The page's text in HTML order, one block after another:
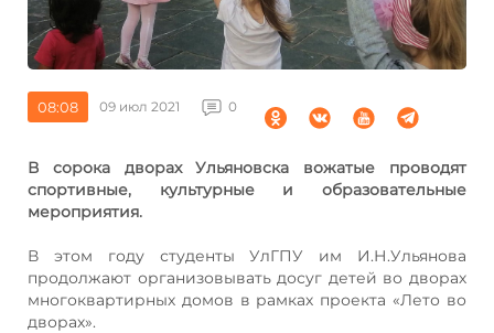
08:08 09 июл 2021 0
В сорока дворах Ульяновска вожатые проводят
спортивные, культурные и образовательные
мероприятия.
В этом году студенты УлГПУ им И.Н.Ульянова
продолжают организовывать досуг детей во дворах
многоквартирных домов в рамках проекта «Лето во
дворах».